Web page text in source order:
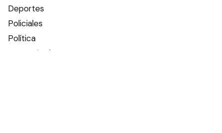
Deportes
Policiales
Política
Espectáculos